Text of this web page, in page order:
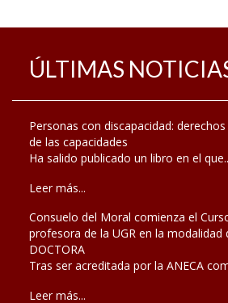
ÚLTIMAS
Personas con discapacidad:
de las capacidades
Ha salido publicado un libro en el
Leer más...
Consuelo del Moral comienza el
profesora de la UGR en la modalidad
DOCTORA
Tras ser acreditada por la ANECA
Leer más...